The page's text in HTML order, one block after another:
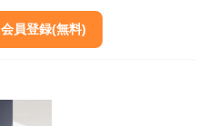
会員登録(無料)